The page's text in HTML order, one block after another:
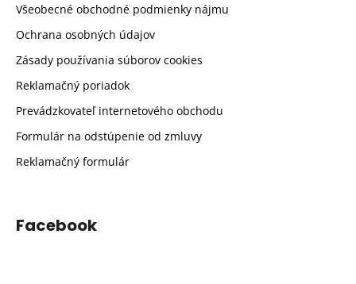
Všeobecné obchodné podmienky nájmu
Ochrana osobných údajov
Zásady používania súborov cookies
Reklamačný poriadok
Prevádzkovateľ internetového obchodu
Formulár na odstúpenie od zmluvy
Reklamačný formulár
Facebook